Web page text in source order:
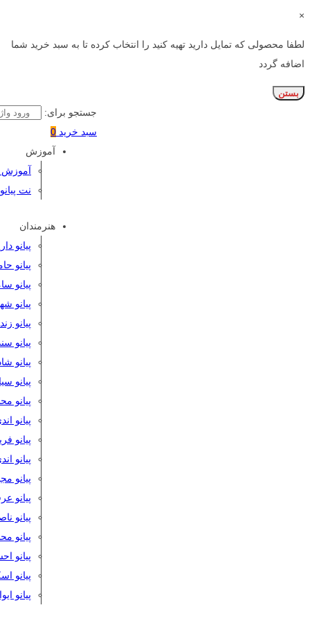
×
لطفا محصولی که تمایل دارید تهیه کنید را انتخاب کرده تا به سبد خرید شما
اضافه گردد
بستن
جستجو برای:
سبد خرید 0
آموزش
آموزش
نت پیانو
هنرمندان
پیانو
پیانو
پیانو
پیانو
پیانو
پیانو
پیانو
پیانو
پیانو
پیانو
پیانو
پیانو
پیانو
پیانو
پیانو
پیانو
پیانو
پیانو
پیانو